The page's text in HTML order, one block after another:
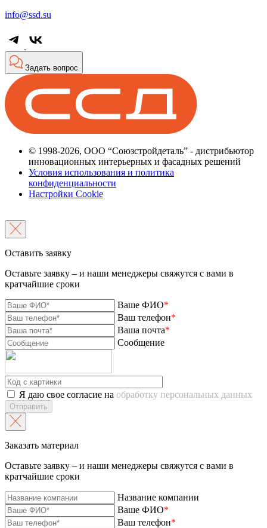
info@ssd.su
Задать вопрос
© 1998-2026, ООО “Союзстройдеталь” - дистрибьютор
инновационных интерьерных и фасадных решений
Условия использования и политика
конфиденциальности
Настройки Cookie
Оставить заявку
Оставьте заявку – и наши менеджеры свяжутся с вами в
кратчайшие сроки
Ваше ФИО*
Ваш телефон*
Ваша почта*
Сообщение
Я даю свое согласие на обработку персональных данных
Отправить
Заказать материал
Оставьте заявку – и наши менеджеры свяжутся с вами в
кратчайшие сроки
Название компании
Ваше ФИО*
Ваш телефон*